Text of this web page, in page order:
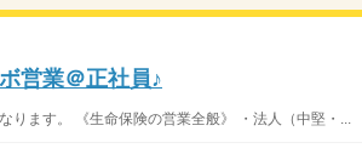
営業＠正社員♪
ます。 《生命保険の営業全般》 ・法人（中堅・...